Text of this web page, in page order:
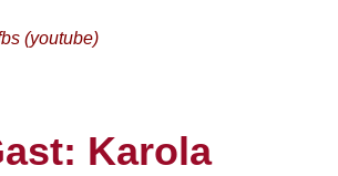
(youtube)
Karola